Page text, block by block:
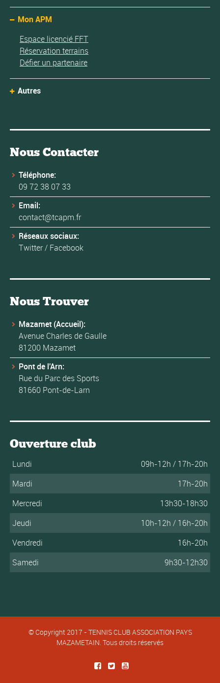
Mon APM
Espace licencié FFT
Réservation terrains
Défier un partenaire
Autres
Nous Contacter
Téléphone:
09 72 38 07 33
Email:
contact@tcapm.fr
Réseaux sociaux:
Twitter/ Facebook
Nous Trouver
Mazamet (Accueil):
Avenue Charles de Gaulle
81200 Mazamet
Pont de l'Arn:
Rue du Parc des Sports
81660 Pont-de-Larn
Ouverture club
Lundi
09h-12h / 17h-20h
Mardi
17h-20h
Mercredi
13h30-18h30
Jeudi
10h-12h / 16h-20h
Vendredi
16h-20h
Samedi
9h30-12h30
© Copyright 2017 - TENNIS CLUB ASSOCIATION PAYS
MAZAMETAIN. Tous droits réservés